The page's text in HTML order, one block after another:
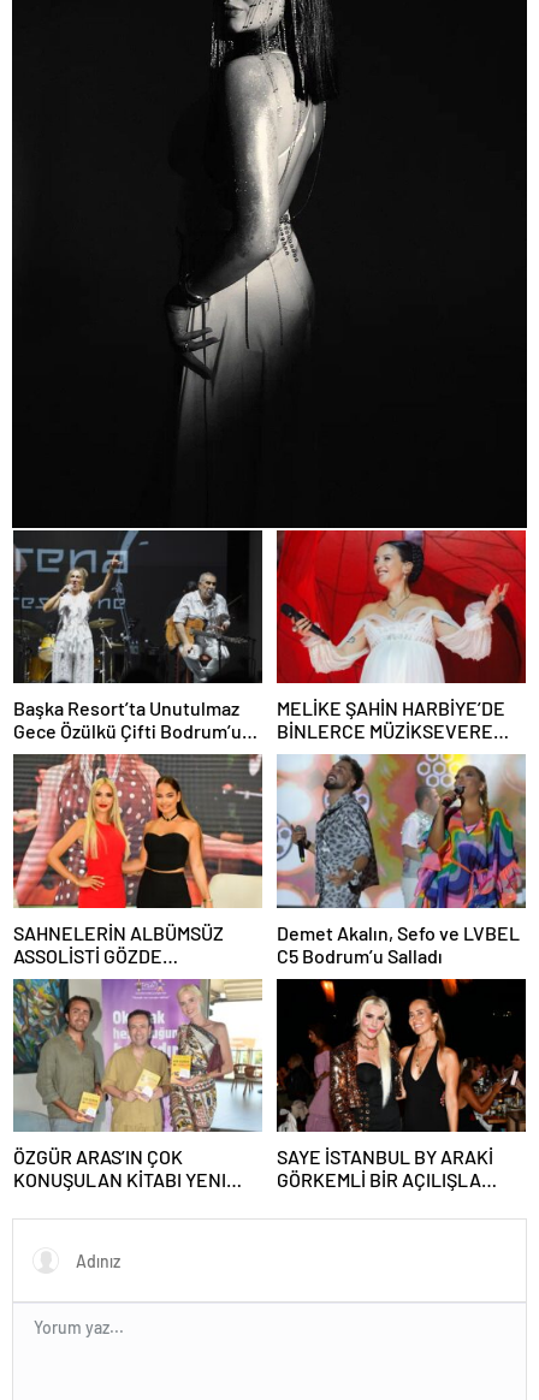
Başka Resort’ta Unutulmaz
Gece Özülkü Çifti Bodrum’u
Büyüledi
MELİKE ŞAHİN HARBİYE’DE
BİNLERCE MÜZİKSEVERE
UNUTULMAZ BİR GECE
YAŞATTI!
SAHNELERİN ALBÜMSÜZ
ASSOLİSTİ GÖZDE
DEMİRBİLEK, NR1
MAGAZİN’DE: “SON ASSOLİST
OLARAK VAR OLACAĞIM!”
Demet Akalın, Sefo ve LVBEL
C5 Bodrum’u Salladı
ÖZGÜR ARAS’IN ÇOK
KONUŞULAN KİTABI YENI
COLLECTION BODRUM’DA
KUTLADI
SAYE İSTANBUL BY ARAKİ
GÖRKEMLİ BİR AÇILIŞLA